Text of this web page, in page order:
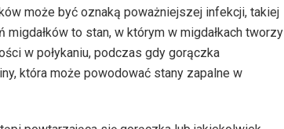
może być oznaką poważniejszej infekcji, takiej
to stan, w którym w migdałkach tworzy
w połykaniu, podczas gdy gorączka
która może powodować stany zapalne w